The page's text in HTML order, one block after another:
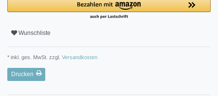
Wunschliste
* inkl. ges. MwSt. zzgl. Versandkosten
Drucken